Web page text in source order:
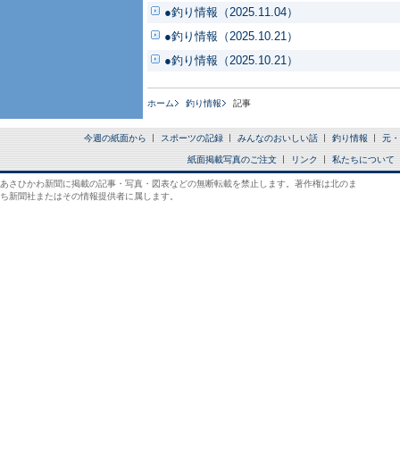
●釣り情報（2025.11.04）
●釣り情報（2025.10.21）
●釣り情報（2025.10.21）
ホーム 釣り情報 記事
今週の紙面から スポーツの記録 みんなのおいしい話 釣り情報 元
紙面掲載写真のご注文 リンク 私たちについて
あさひかわ新聞に掲載の記事・写真・図表などの無断転載を禁止します。著作権は北のま
ち新聞社またはその情報提供者に属します。